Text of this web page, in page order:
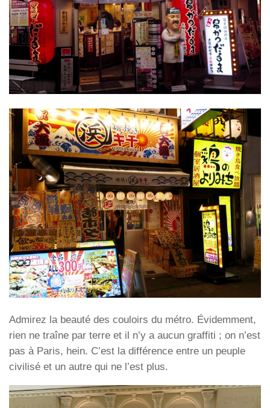
Admirez la beauté des couloirs du métro. Évidemment,
rien ne traîne par terre et il n’y a aucun graffiti ; on n’est
pas à Paris, hein. C’est la différence entre un peuple
civilisé et un autre qui ne l’est plus.